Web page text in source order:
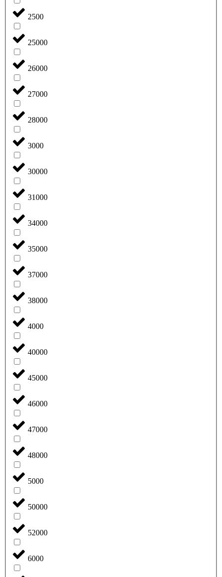
2500
25000
26000
27000
28000
3000
30000
31000
34000
35000
37000
38000
4000
40000
45000
46000
47000
48000
5000
50000
52000
6000